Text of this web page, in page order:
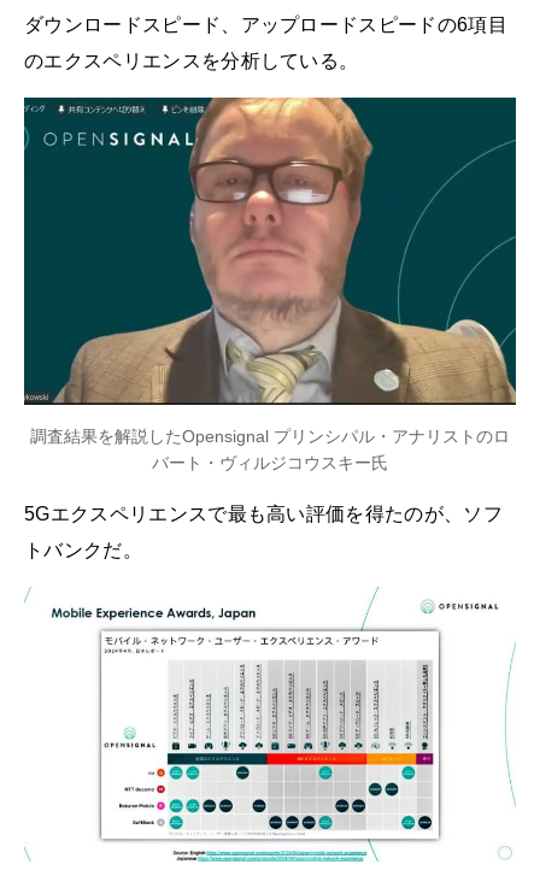
ダウンロードスピード、アップロードスピードの6項目
のエクスペリエンスを分析している。
調査結果を解説したOpensignal プリンシパル・アナリストのロ
バート・ヴィルジコウスキー氏
5Gエクスペリエンスで最も高い評価を得たのが、ソフ
トバンクだ。